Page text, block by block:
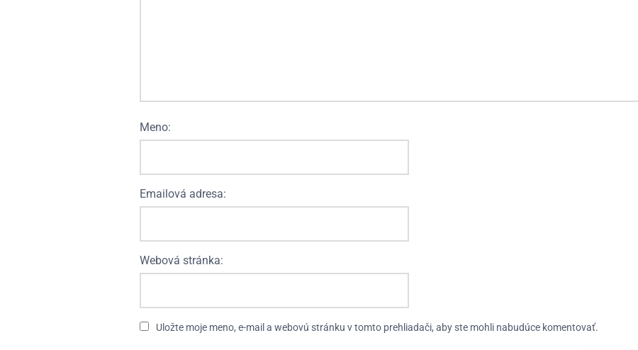
Meno:
Emailová adresa:
Webová stránka:
Uložte moje meno, e-mail a webovú stránku v tomto prehliadači, aby ste mohli nabudúce komentovať.